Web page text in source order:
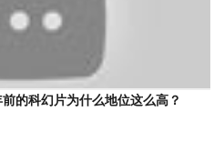
的科幻片为什么地位这么高？